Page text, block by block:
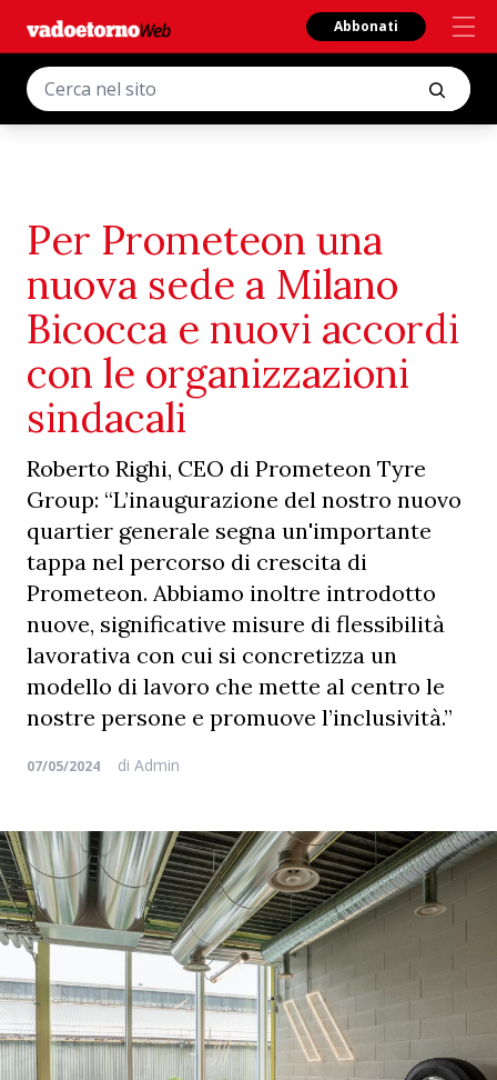
Abbonati
Per Prometeon una
nuova sede a Milano
Bicocca e nuovi accordi
con le organizzazioni
sindacali
Roberto Righi, CEO di Prometeon Tyre
Group: “L’inaugurazione del nostro nuovo
quartier generale segna un'importante
tappa nel percorso di crescita di
Prometeon. Abbiamo inoltre introdotto
nuove, significative misure di flessibilità
lavorativa con cui si concretizza un
modello di lavoro che mette al centro le
nostre persone e promuove l’inclusività.”
07/05/2024 di Admin